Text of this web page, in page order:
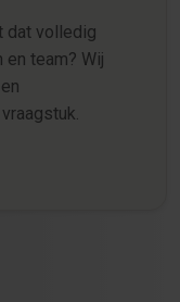
dat volledig
team? Wij